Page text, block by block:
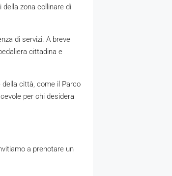
della zona collinare di
di servizi. A breve
cittadina e
città, come il Parco
per chi desidera
a prenotare un